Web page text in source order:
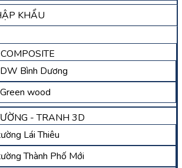
KHẨU
Bình Dương
wood
- TRANH 3D
Lái Thiêu
Thành Phố Mới